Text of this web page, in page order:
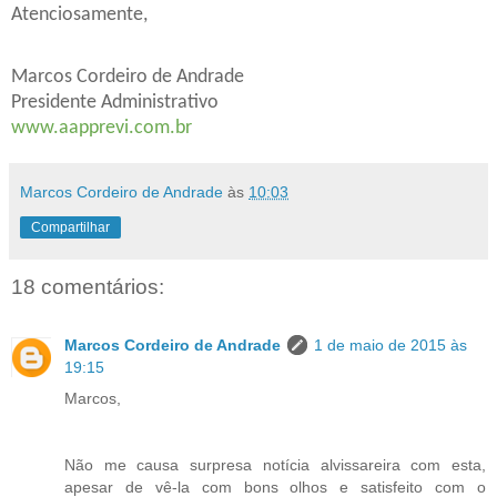
Atenciosamente,
Marcos Cordeiro de Andrade
Presidente Administrativo
www.aapprevi.com.br
Marcos Cordeiro de Andrade às 10:03
Compartilhar
18 comentários:
Marcos Cordeiro de Andrade
1 de maio de 2015 às
19:15
Marcos,
Não me causa surpresa notícia alvissareira com esta,
apesar de vê-la com bons olhos e satisfeito com o